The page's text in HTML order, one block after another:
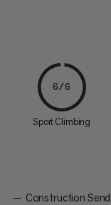
6/6
Sport Climbing
Construction